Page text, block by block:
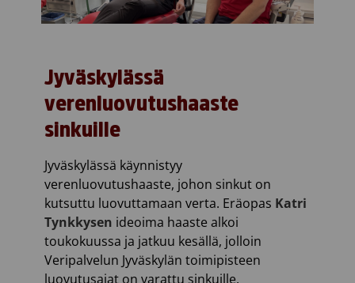
Jyväskylässä
verenluovutushaaste
sinkuille
Jyväskylässä käynnistyy
verenluovutushaaste, johon sinkut on
kutsuttu luovuttamaan verta. Eräopas Katri
Tynkkysen ideoima haaste alkoi
toukokuussa ja jatkuu kesällä, jolloin
Veripalvelun Jyväskylän toimipisteen
luovutusajat on varattu sinkuille.